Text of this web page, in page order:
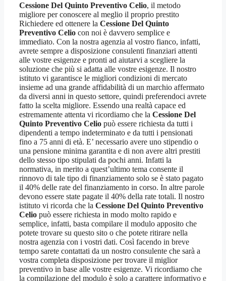
Cessione Del Quinto Preventivo Celio, il metodo
migliore per conoscere al meglio il proprio prestito
Richiedere ed ottenere la Cessione Del Quinto
Preventivo Celio con noi è davvero semplice e
immediato. Con la nostra agenzia al vostro fianco, infatti,
avrete sempre a disposizione consulenti finanziari attenti
alle vostre esigenze e pronti ad aiutarvi a scegliere la
soluzione che più si adatta alle vostre esigenze. Il nostro
istituto vi garantisce le migliori condizioni di mercato
insieme ad una grande affidabilità di un marchio affermato
da diversi anni in questo settore, quindi preferendoci avrete
fatto la scelta migliore. Essendo una realtà capace ed
estremamente attenta vi ricordiamo che la Cessione Del
Quinto Preventivo Celio può essere richiesta da tutti i
dipendenti a tempo indeterminato e da tutti i pensionati
fino a 75 anni di età. E’ necessario avere uno stipendio o
una pensione minima garantita e di non avere altri prestiti
dello stesso tipo stipulati da pochi anni. Infatti la
normativa, in merito a quest’ultimo tema consente il
rinnovo di tale tipo di finanziamento solo se è stato pagato
il 40% delle rate del finanziamento in corso. In altre parole
devono essere state pagate il 40% della rate totali. Il nostro
istituto vi ricorda che la Cessione Del Quinto Preventivo
Celio può essere richiesta in modo molto rapido e
semplice, infatti, basta compilare il modulo apposito che
potete trovare su questo sito o che potete ritirare nella
nostra agenzia con i vostri dati. Così facendo in breve
tempo sarete contattati da un nostro consulente che sarà a
vostra completa disposizione per trovare il miglior
preventivo in base alle vostre esigenze. Vi ricordiamo che
la compilazione del modulo è solo a carattere informativo e